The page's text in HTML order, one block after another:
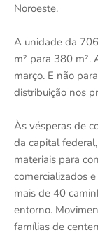
Noroeste.
A unidade da
m² para 380 m².
março. E não
distribuição nos
Às vésperas de
da capital
materiais para
comercializados
mais de 40
entorno.
famílias de